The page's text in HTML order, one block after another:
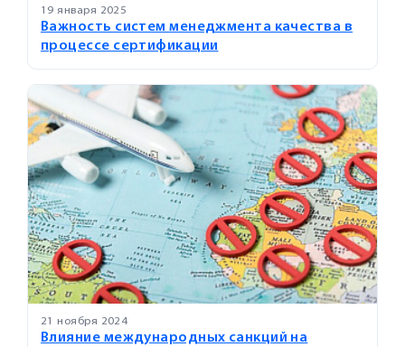
19 января 2025
Важность систем менеджмента качества в
процессе сертификации
21 ноября 2024
Влияние международных санкций на